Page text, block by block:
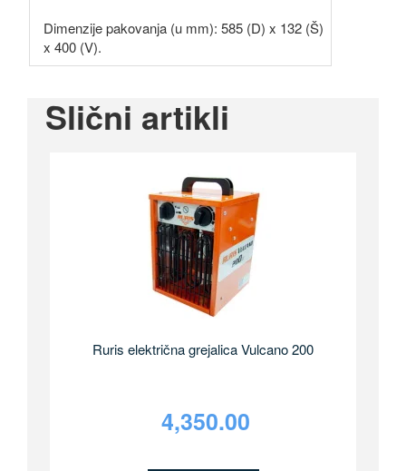
Dimenzije pakovanja (u mm): 585 (D) x 132 (Š)
x 400 (V).
Slični artikli
Ruris električna grejalica Vulcano 200
4,350.00